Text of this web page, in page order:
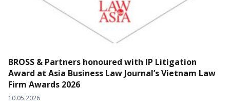
BROSS & Partners honoured with IP Litigation
Award at Asia Business Law Journal’s Vietnam Law
Firm Awards 2026
10.05.2026